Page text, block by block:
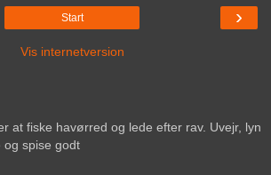
›
Start
Vis internetversion
at fiske havørred og lede efter rav. Uvejr, lyn
og spise godt